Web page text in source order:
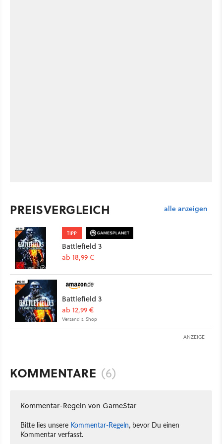
PREISVERGLEICH alle anzeigen
TIPP
Battlefield 3
ab 18,99 €
Battlefield 3
ab 12,99 €
Versand s. Shop
ANZEIGE
KOMMENTARE (6)
Kommentar-Regeln von GameStar
Bitte lies unsere Kommentar-Regeln, bevor Du einen
Kommentar verfasst.